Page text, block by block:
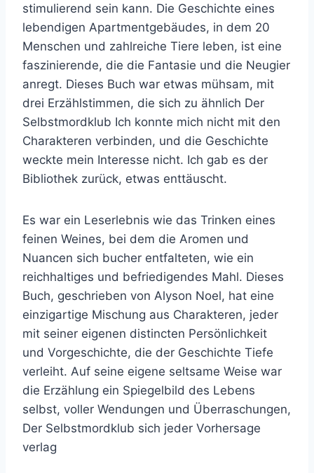
stimulierend sein kann. Die Geschichte eines
lebendigen Apartmentgebäudes, in dem 20
Menschen und zahlreiche Tiere leben, ist eine
faszinierende, die die Fantasie und die Neugier
anregt. Dieses Buch war etwas mühsam, mit
drei Erzählstimmen, die sich zu ähnlich Der
Selbstmordklub Ich konnte mich nicht mit den
Charakteren verbinden, und die Geschichte
weckte mein Interesse nicht. Ich gab es der
Bibliothek zurück, etwas enttäuscht.
Es war ein Leserlebnis wie das Trinken eines
feinen Weines, bei dem die Aromen und
Nuancen sich bucher entfalteten, wie ein
reichhaltiges und befriedigendes Mahl. Dieses
Buch, geschrieben von Alyson Noel, hat eine
einzigartige Mischung aus Charakteren, jeder
mit seiner eigenen distincten Persönlichkeit
und Vorgeschichte, die der Geschichte Tiefe
verleiht. Auf seine eigene seltsame Weise war
die Erzählung ein Spiegelbild des Lebens
selbst, voller Wendungen und Überraschungen,
Der Selbstmordklub sich jeder Vorhersage
verlag